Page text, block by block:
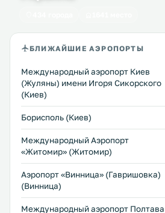
БЛИЖАЙШИЕ АЭРОПОРТЫ
Международный аэропорт Киев
(Жуляны) имени Игоря Сикорского
(Киев)
Борисполь (Киев)
Международный Аэропорт
«Житомир» (Житомир)
Аэропорт «Винница» (Гавришовка)
(Винница)
Международный аэропорт Полтава